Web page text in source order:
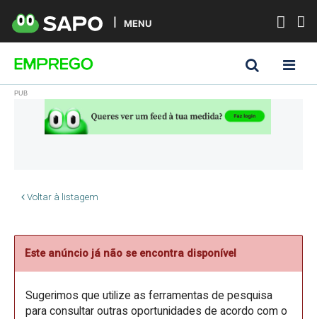
MENU
Voltar à listagem
Este anúncio já não se encontra disponível
Sugerimos que utilize as ferramentas de pesquisa
para consultar outras oportunidades de acordo com o